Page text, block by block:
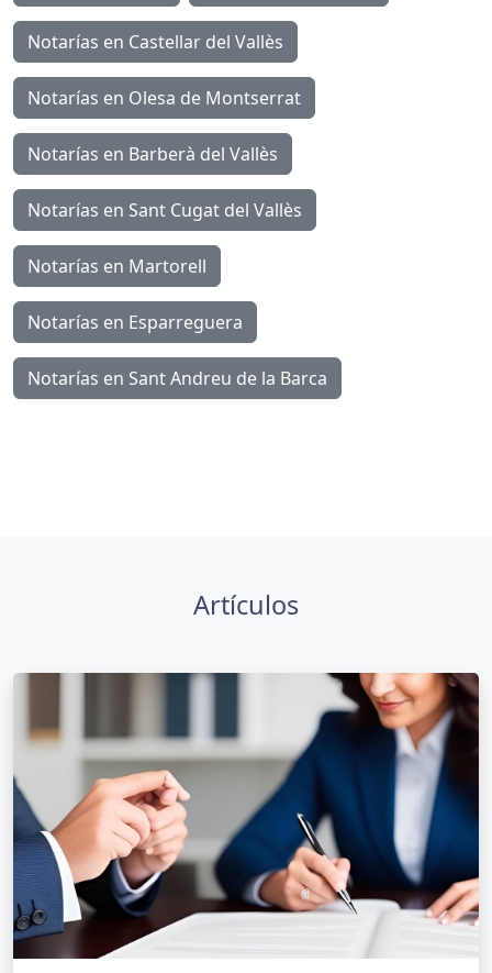
Notarías en Castellar del Vallès
Notarías en Olesa de Montserrat
Notarías en Barberà del Vallès
Notarías en Sant Cugat del Vallès
Notarías en Martorell
Notarías en Esparreguera
Notarías en Sant Andreu de la Barca
Artículos